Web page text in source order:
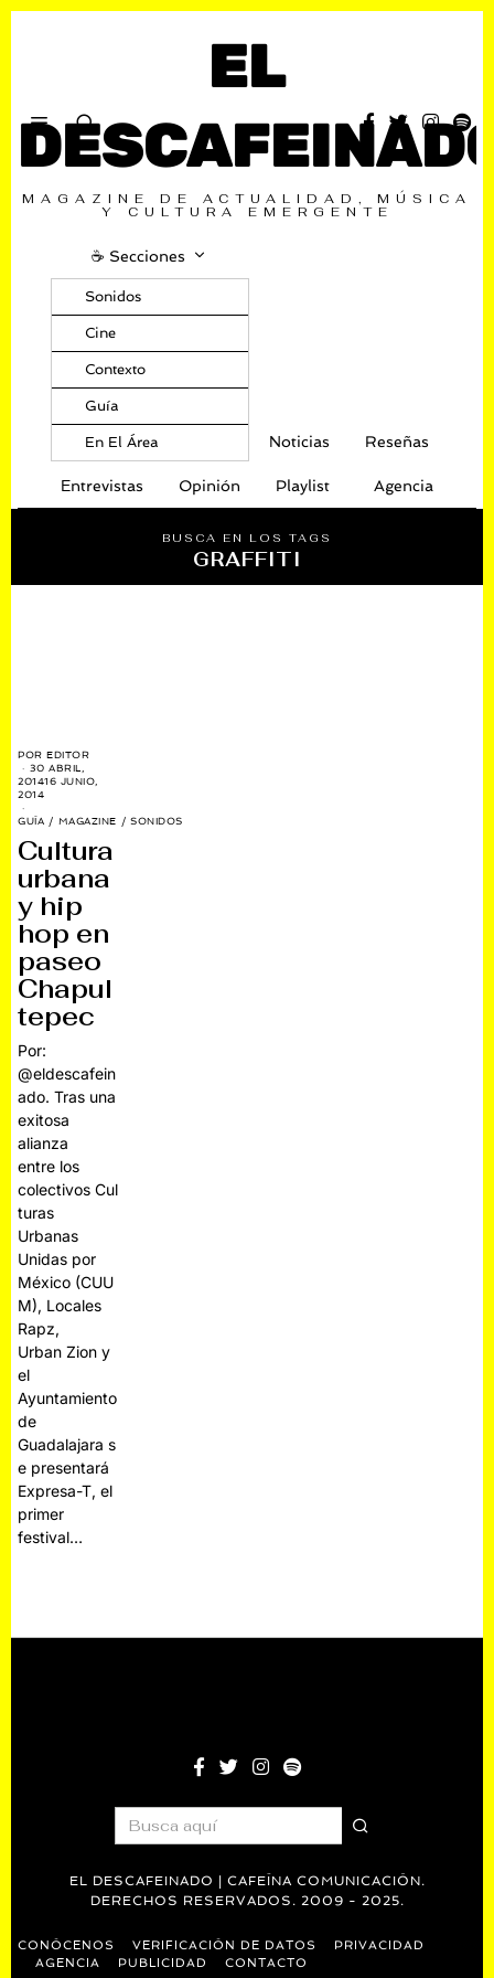
EL
MAGAZINE DE ACTUALIDAD, MÚSICA
Y CULTURA EMERGENTE
☕️ Secciones
Sonidos
Cine
Contexto
Guía
En El Área Noticias Reseñas
Entrevistas Opinión Playlist Agencia
BUSCA EN LOS TAGS
GRAFFITI
POREDITOR
30 ABRIL,
201416 JUNIO,
2014
GUÍA / MAGAZINE / SONIDOS
Cultura
urbana
y hip
hop en
paseo
Chapul
tepec
Por:
@eldescafein
ado. Tras una
exitosa
alianza
entre los
colectivos Cul
turas
Urbanas
Unidas por
México (CUU
M), Locales
Rapz,
Urban Zion y
el
Ayuntamiento
de
Guadalajara s
e presentará
Expresa-T, el
primer
festival…
EL DESCAFEINADO | CAFEÍNA COMUNICACIÓN.
DERECHOS RESERVADOS. 2009 - 2025.
CONÓCENOS VERIFICACIÓN DE DATOS
PRIVACIDAD
AGENCIA
PUBLICIDAD CONTACTO